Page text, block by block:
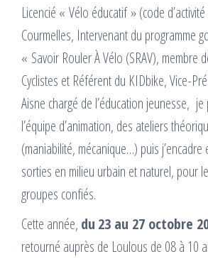
Licencié « Vélo éducatif » (code d’activité
Courmelles, Intervenant du programme
« Savoir Rouler À Vélo (SRAV), membre
Cyclistes et Référent du KIDbike, Vice-
Aisne chargé de l’éducation jeunesse,
l’équipe d’animation, des ateliers
(maniabilité, mécanique…) puis j’encadre
sorties en milieu urbain et naturel, pour
groupes confiés.
Cette année, du 23 au 27 octobre
retourné auprès de Loulous de 08 à 10